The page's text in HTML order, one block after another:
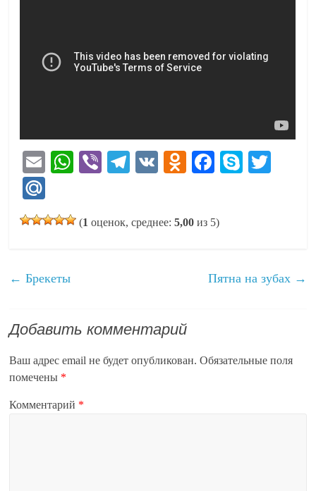
E
W
A
Vi
Te
a
V
O
la
Fa
ok
S
ail
.R
(1 оценок, среднее:5,00 из 5)
← Брекеты Пятна на зубах →
Добавить комментарий
Ваш адрес email не будет опубликован. Обязательные поля
помечены *
Комментарий *